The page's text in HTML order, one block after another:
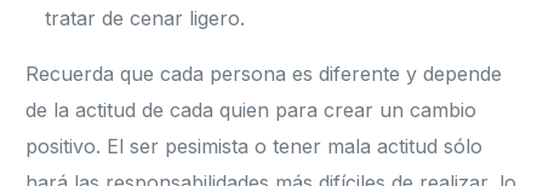
tratar de cenar ligero.
Recuerda que cada persona es diferente y depende
de la actitud de cada quien para crear un cambio
positivo. El ser pesimista o tener mala actitud sólo